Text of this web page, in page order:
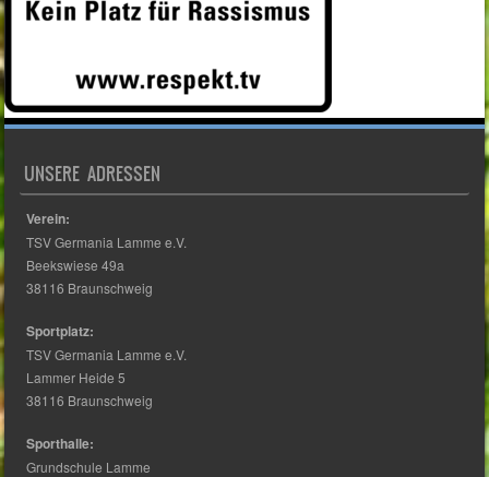
UNSERE ADRESSEN
Verein:
TSV Germania Lamme e.V.
Beekswiese 49a
38116 Braunschweig
Sportplatz:
TSV Germania Lamme e.V.
Lammer Heide 5
38116 Braunschweig
Sporthalle:
Grundschule Lamme